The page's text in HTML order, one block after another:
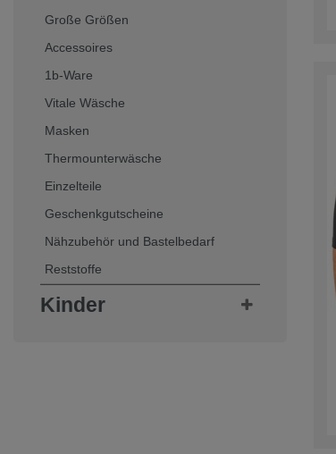
Große Größen
Accessoires
1b-Ware
Vitale Wäsche
Masken
Thermounterwäsche
Einzelteile
Geschenkgutscheine
Nähzubehör und Bastelbedarf
Reststoffe
Kinder